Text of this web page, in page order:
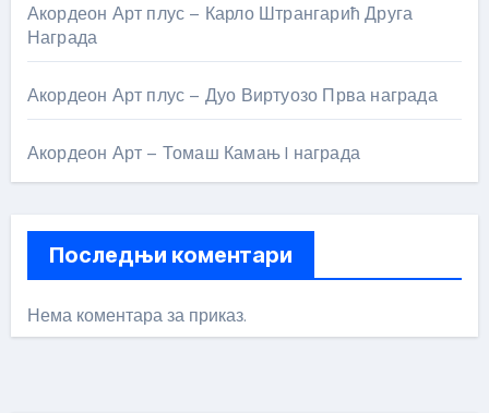
Акордеон Арт плус – Карло Штрангарић Друга
Награда
Акордеон Арт плус – Дуо Виртуозо Прва награда
Акордеон Арт – Томаш Камањ I награда
Последњи коментари
Нема коментара за приказ.